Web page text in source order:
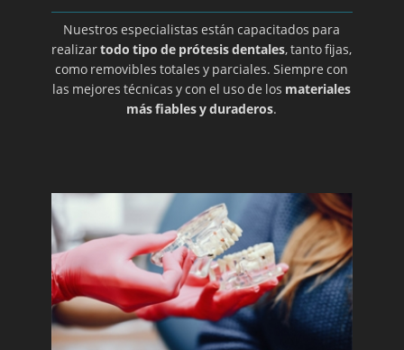
Mucocele
Opte por prótesis removibles
Ortodoncia de contención
Ortodoncia para adolescentes
Periodoncia
Periodontitis
Prótesis dental en A coruña
Prótesis dental en Albacete
Prótesis dental en Almería
Nuestros especialistas están capacitados para
realizartodo tipo de prótesis dentales, tanto fijas,
como removibles totales y parciales. Siempre con
las mejores técnicas y con el uso de los materiales
más fiables y duraderos.